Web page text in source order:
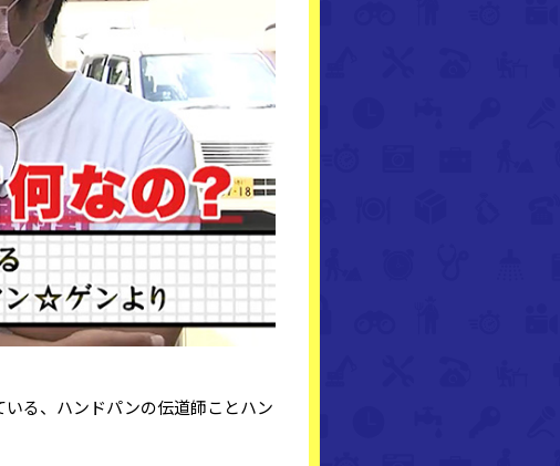
る、ハンドパンの伝道師ことハン